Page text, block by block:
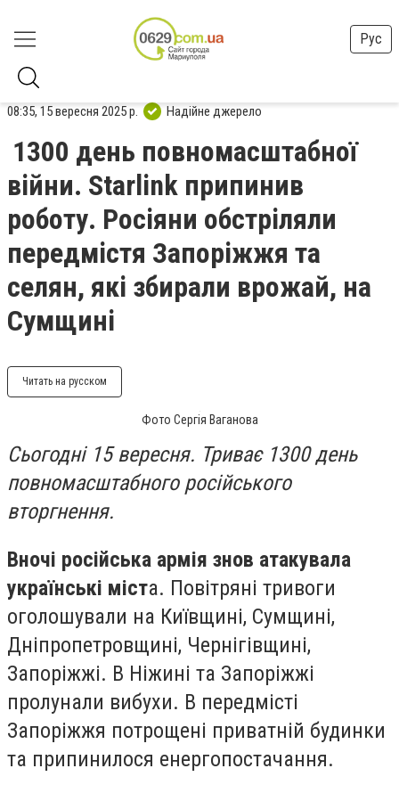
Рус
08:35, 15 вересня 2025 р. Надійне джерело
1300 день повномасштабної
війни. Starlink припинив
роботу. Росіяни обстріляли
передмістя Запоріжжя та
селян, які збирали врожай, на
Сумщині
Читать на русском
Фото Сергія Ваганова
Сьогодні 15 вересня. Триває 1300 день
повномасштабного російського
вторгнення.
Вночі російська армія знов атакувала
українські міста. Повітряні тривоги
оголошували на Київщині, Сумщині,
Дніпропетровщині, Чернігівщині,
Запоріжжі. В Ніжині та Запоріжжі
пролунали вибухи. В передмісті
Запоріжжя потрощені приватній будинки
та припинилося енергопостачання.